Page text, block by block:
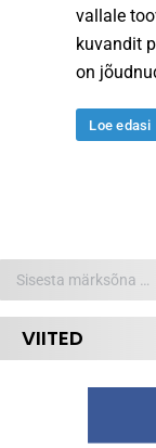
vallale
kuvandit
on
Loe edasi
VIITED